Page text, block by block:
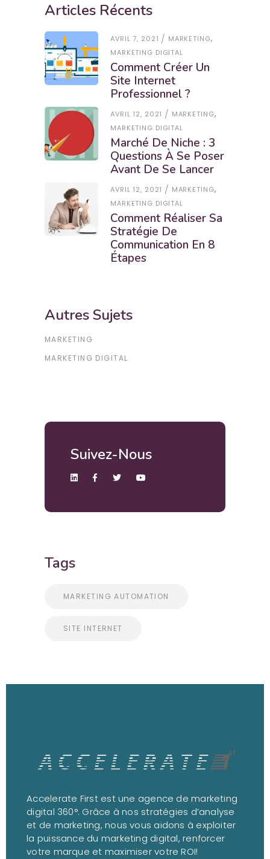
Articles Récents
AVRIL 7, 2021 MARKETING,
MARKETING DIGITAL
Comment Créer Un
Site Internet
Professionnel ?
AVRIL 12, 2021 MARKETING,
MARKETING DIGITAL
Marché De Niche : 3
Questions À Se Poser
Avant De Se Lancer
AVRIL 12, 2021 MARKETING,
MARKETING DIGITAL
Comment Réaliser Sa
Stratégie De
Communication En 8
Étapes
Autres Sujets
MARKETING
MARKETING DIGITAL
Suivez-Nous
Tags
MARKETING AUTOMATION
SITE INTERNET
Accelerate First est une agence de marketing
digital 360°. Grâce à nos stratégies d’analyse
et de marketing, nous vous aidons à exploiter
la puissance du marketing digital, renforcer
votre marque et maximiser votre ROI!